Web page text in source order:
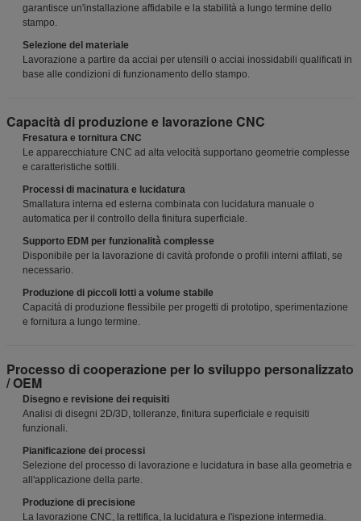
garantisce un'installazione affidabile e la stabilità a lungo termine dello
stampo.
Selezione del materiale
Lavorazione a partire da acciai per utensili o acciai inossidabili qualificati in
base alle condizioni di funzionamento dello stampo.
Capacità di produzione e lavorazione CNC
Fresatura e tornitura CNC
Le apparecchiature CNC ad alta velocità supportano geometrie complesse
e caratteristiche sottili.
Processi di macinatura e lucidatura
Smallatura interna ed esterna combinata con lucidatura manuale o
automatica per il controllo della finitura superficiale.
Supporto EDM per funzionalità complesse
Disponibile per la lavorazione di cavità profonde o profili interni affilati, se
necessario.
Produzione di piccoli lotti a volume stabile
Capacità di produzione flessibile per progetti di prototipo, sperimentazione
e fornitura a lungo termine.
Processo di cooperazione per lo sviluppo personalizzato
/ OEM
Disegno e revisione dei requisiti
Analisi di disegni 2D/3D, tolleranze, finitura superficiale e requisiti
funzionali.
Pianificazione dei processi
Selezione del processo di lavorazione e lucidatura in base alla geometria e
all'applicazione della parte.
Produzione di precisione
La lavorazione CNC, la rettifica, la lucidatura e l'ispezione intermedia.